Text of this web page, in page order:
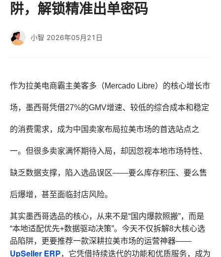
阱，解锁精准出单密码
小智 2026年05月21日
作为拉美电商霸主美客多（Mercado Libre）的核心增长市
场，墨西哥凭借27%的GMV增速、较低的综合成本和稳定
的消费需求，成为中国卖家布局拉美市场的首选站点之
一。但很多卖家满怀期待入局，却因忽视本地市场特性、
缺乏数据支撑，陷入选品误区——要么库存积压、要么售
后爆增，甚至面临封店风险。
其实墨西哥选品的核心，从来不是“国内爆款照搬”，而是
“本地适配优先+数据驱动决策”。今天不仅拆解8大核心选
品陷阱，更要推荐一款深耕拉美市场的运营神器——
UpSeller ERP，它凭借持续迭代的功能和优质服务，成为